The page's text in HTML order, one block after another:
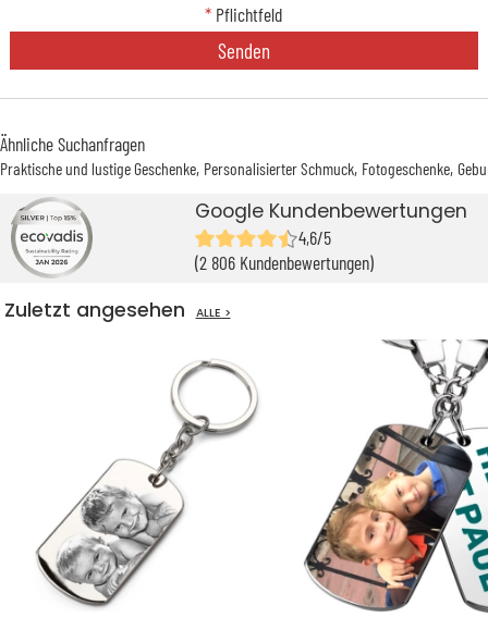
* Pflichtfeld
Senden
Ähnliche Suchanfragen
Praktische und lustige Geschenke Personalisierter Schmuck Fotogeschenke
Google Kundenbewertungen
4,6/5
(2 806 Kundenbewertungen)
Zuletzt angesehen ALLE >